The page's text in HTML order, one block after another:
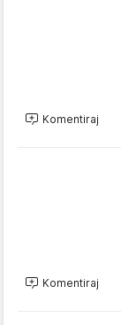
Komentiraj
Komentiraj